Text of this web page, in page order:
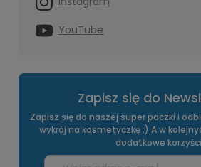
YouTube
Zapisz się do
Zapisz się do naszej super paczki i
wykrój na kosmetyczkę :) A w
dodatkowe